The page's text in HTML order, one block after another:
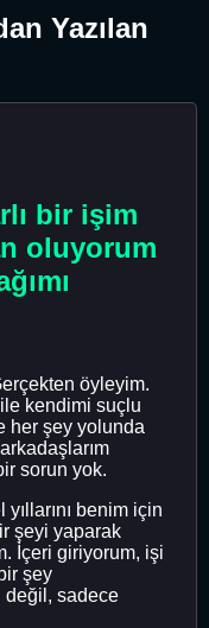
Yazılan
bir işim
oluyorum
öyleyim.
kendimi suçlu
her şey yolunda
sorun yok.
benim için
şeyi yaparak
İçeri giriyorum, işi
şey
değil, sadece